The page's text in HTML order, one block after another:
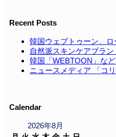
Recent Posts
韓国ウェブトゥーン、
自然派スキンケアブラ
韓国「WEBTOON」な
ニュースメディア 「コ
Calendar
2026年8月